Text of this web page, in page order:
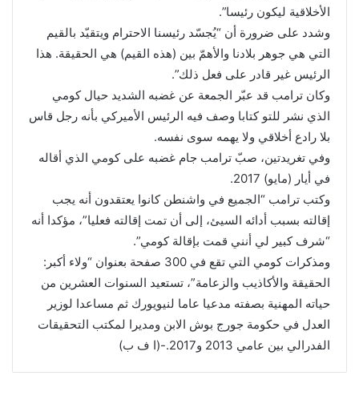
الأخلاقية ليكون رئيسا”.
وشدد على ضرورة أن “يُجسّد رئيسنا الاحترام ويتقيّد بالقيم
التي هي جوهر بلادنا والأهمّ بين (هذه القيم) هي الحقيقة. هذا
الرئيس غير قادر على فعل ذلك”.
وكان ترامب قد عبّر الجمعة عن غضبه الشديد حيال كومي
الذي نشر للتو كتابا وصف فيه الرئيس الأميركي بأنه رجل قاس
بلا رادع أخلاقي ولا يهمه سوى نفسه.
وفي تغريدتين، صبّ ترامب جام غضبه على كومي الذي أقاله
في أيار (مايو) 2017.
وكتب ترامب “الجميع في واشنطن كانوا يعتقدون أنه يجب
إقالته بسبب أدائه السيئ، إلى أن تمت إقالته فعليا”، مؤكدا أنه
“شرف كبير لي أنني قمت بإقالة كومي”.
ومذكرات كومي التي تقع في 300 صفحة بعنوان “ولاء أكبر:
الحقيقة والأكاذيب والزعامة”، تستعيد السنوات العشرين من
حياته المهنية بصفته مدعيا عاما لنيويورك ثم مساعدا لوزير
العدل في حكومة جورج بوش الابن ومديرا لمكتب التحقيقات
الفدرالي بين عامي 2013 و2017.-(ا ف ب)